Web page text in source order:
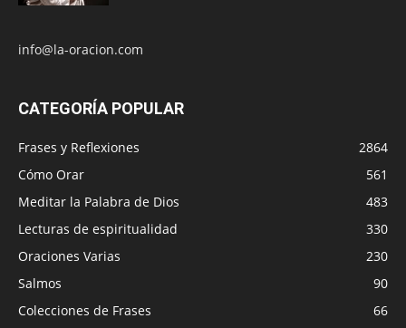
info@la-oracion.com
CATEGORÍA POPULAR
Frases y Reflexiones
2864
Cómo Orar
561
Meditar la Palabra de Dios
483
Lecturas de espiritualidad
330
Oraciones Varias
230
Salmos
90
Colecciones de Frases
66